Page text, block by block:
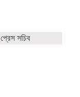
সচিব